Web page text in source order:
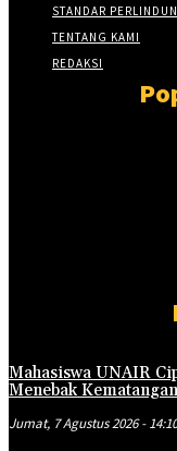
STANDAR
TENTANG KAMI
REDAKSI
Mahasiswa UNAIR
Menebak
Jumat, 7 Agustus 2026 - 14:10